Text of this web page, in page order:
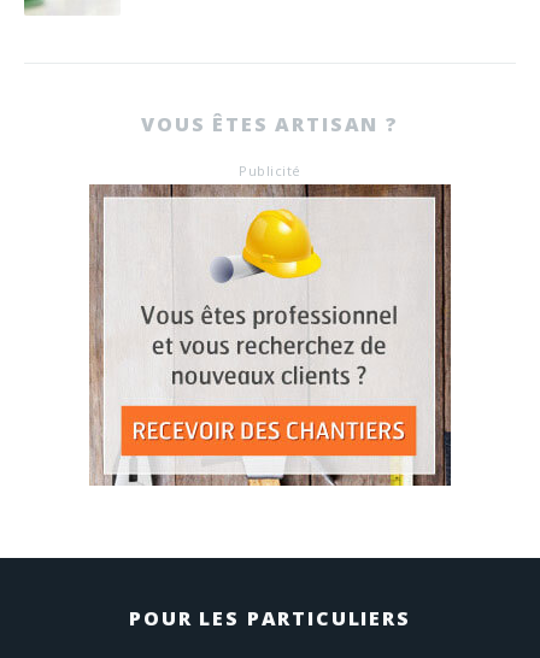
VOUS ÊTES ARTISAN ?
Publicité
POUR LES PARTICULIERS